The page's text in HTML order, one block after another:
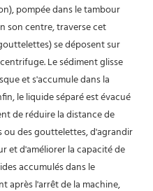
pompée dans le tambour
son centre, traverse cet
se déposent sur
Le sédiment glisse
et s'accumule dans la
le liquide séparé est évacué
de réduire la distance de
des gouttelettes, d'agrandir
et d'améliorer la capacité de
accumulés dans le
après l'arrêt de la machine,